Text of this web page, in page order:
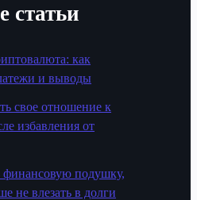
статьи
как
и выводы
свое отношение к
избавления от
финансовую подушку,
не влезать в долги